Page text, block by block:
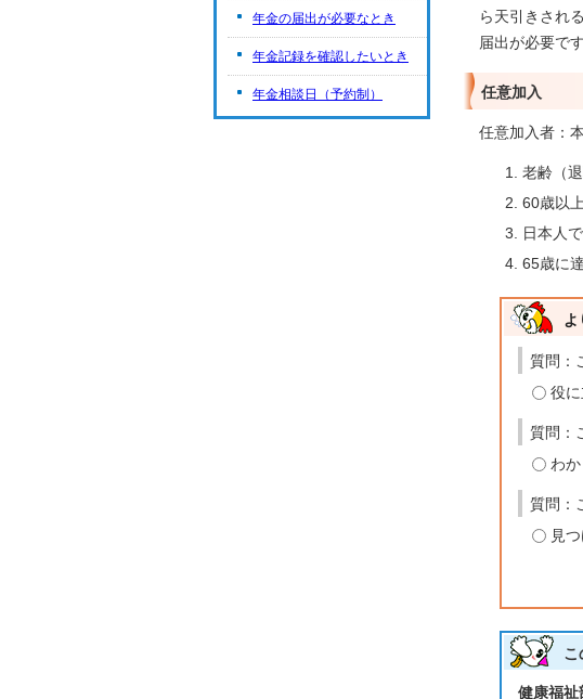
ら天引きされ
届出が必要で
任意加入
任意加入者：
老齢（
60歳以
日本人
65歳に
よ
質問：
役に
質問：
わ
質問：
見
こ
健康福
年金の届出が必要なとき
年金記録を確認したいとき
年金相談日（予約制）